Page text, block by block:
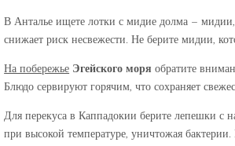
В Анталье ищете лотки с мидие долма –
снижает риск несвежести. Не берите мидии,
На побережье Эгейского моря обратите
Блюдо сервируют горячим, что сохраняет
Для перекуса в Каппадокии берите лепешки с
при высокой температуре, уничтожая